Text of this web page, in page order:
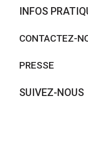
INFOS
CONTACTEZ-
PRESSE
SUIVEZ-NOUS